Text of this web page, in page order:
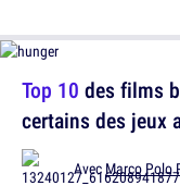
Top 10 des films
certains des jeux
AvecMarco Polo